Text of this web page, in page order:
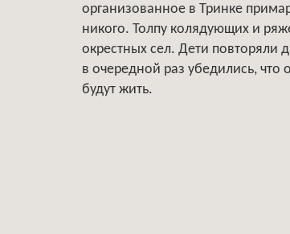
организованное в Тринке
никого. Толпу колядующих и
окрестных сел. Дети
в очередной раз убедились,
будут жить.